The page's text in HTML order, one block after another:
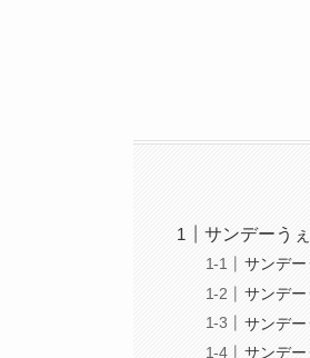
サンデーう
サンデ
サンデ
サンデ
サンデ